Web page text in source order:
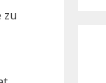
zu